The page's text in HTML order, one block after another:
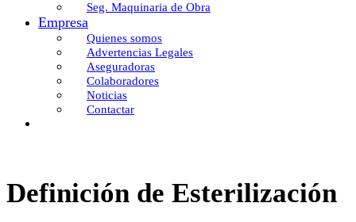
Seg. Maquinaria de Obra
Empresa
Quienes somos
Advertencias Legales
Aseguradoras
Colaboradores
Noticias
Contactar
Definición de Esterilización